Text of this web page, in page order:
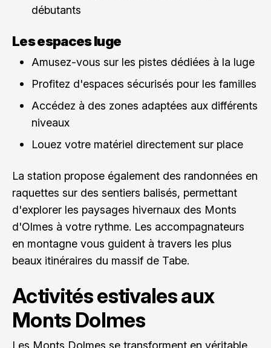
débutants
Les espaces luge
Amusez-vous sur les pistes dédiées à la luge
Profitez d'espaces sécurisés pour les familles
Accédez à des zones adaptées aux différents
niveaux
Louez votre matériel directement sur place
La station propose également des randonnées en
raquettes sur des sentiers balisés, permettant
d'explorer les paysages hivernaux des Monts
d'Olmes à votre rythme. Les accompagnateurs
en montagne vous guident à travers les plus
beaux itinéraires du massif de Tabe.
Activités estivales aux
Monts Dolmes
Les Monts Dolmes se transforment en véritable